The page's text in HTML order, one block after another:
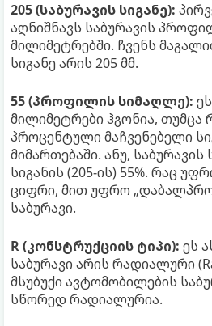
205 (საბურავის სიგანე):
აღნიშნავს საბურავის
მილიმეტრებში. ჩვენს
სიგანე არის 205 მმ.
55 (პროფილის სიმაღლე):
მილიმეტრები ჰგონია,
პროცენტული მაჩვენებელი
მიმართებაში. ანუ,
სიგანის (205-ის) 55%. რაც
ციფრი, მით უფრო
საბურავი.
R (კონსტრუქციის ტიპი): ეს
საბურავი არის რადიალური
მსუბუქი ავტომობილების
სწორედ რადიალურია.